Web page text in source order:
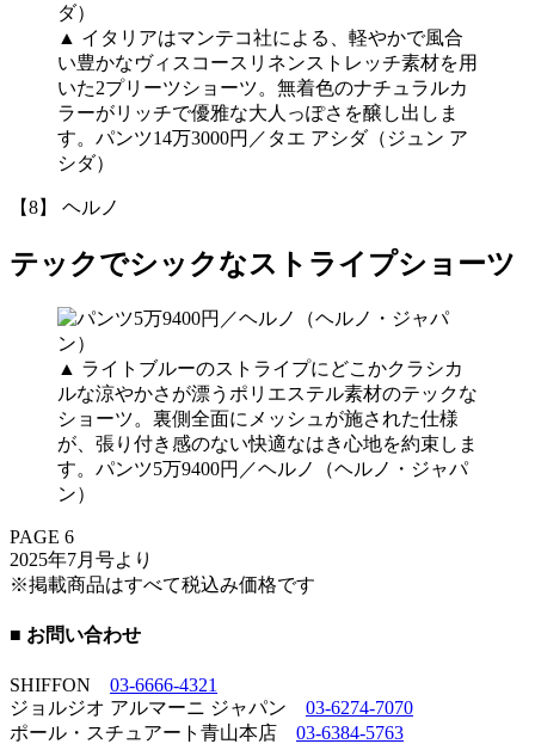
▲ イタリアはマンテコ社による、軽やかで風合
い豊かなヴィスコースリネンストレッチ素材を用
いた2プリーツショーツ。無着色のナチュラルカ
ラーがリッチで優雅な大人っぽさを醸し出しま
す。パンツ14万3000円／タエ アシダ（ジュン ア
シダ）
【8】 ヘルノ
テックでシックなストライプショーツ
▲ ライトブルーのストライプにどこかクラシカ
ルな涼やかさが漂うポリエステル素材のテックな
ショーツ。裏側全面にメッシュが施された仕様
が、張り付き感のない快適なはき心地を約束しま
す。パンツ5万9400円／ヘルノ（ヘルノ・ジャパ
ン）
PAGE 6
2025年7月号より
※掲載商品はすべて税込み価格です
■ お問い合わせ
SHIFFON 03-6666-4321
ジョルジオ アルマーニ ジャパン 03-6274-7070
ポール・スチュアート青山本店 03-6384-5763